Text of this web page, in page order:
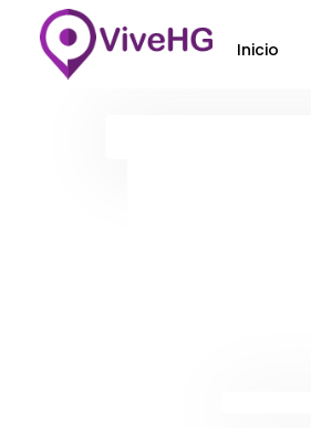
Inicio